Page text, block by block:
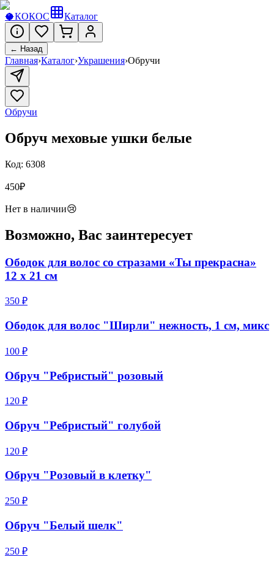
🥥КОКОС Каталог
← Назад
Главная›Каталог›Украшения›Обручи
Обручи
Обруч меховые ушки белые
Код: 6308
450₽
Нет в наличии😢
Возможно, Вас заинтересует
Ободок для волос со стразами «Ты прекрасна»
12 х 21 см
350 ₽
Ободок для волос "Ширли" нежность, 1 см, микс
100 ₽
Обруч "Ребристый" розовый
120 ₽
Обруч "Ребристый" голубой
120 ₽
Обруч "Розовый в клетку"
250 ₽
Обруч "Белый шелк"
250 ₽